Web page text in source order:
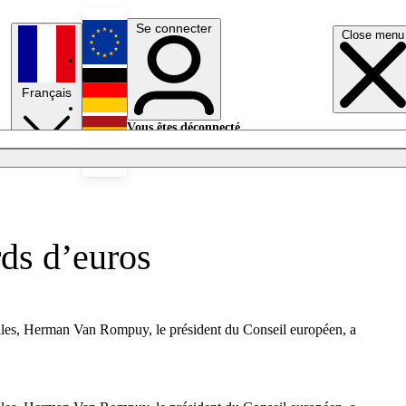
Close menu
Français
English
Deutsch
Se connecter
Vous êtes déconnecté.
d’euros
Herman Van Rompuy, le président du Conseil européen, a